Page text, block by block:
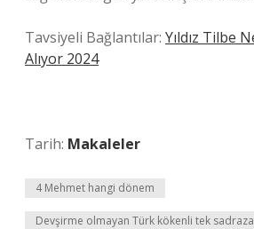
Tavsiyeli Bağlantılar: Yıldız Tilbe
Alıyor 2024
Tarih: Makaleler
4 Mehmet hangi dönem
Devşirme olmayan Türk kökenli tek